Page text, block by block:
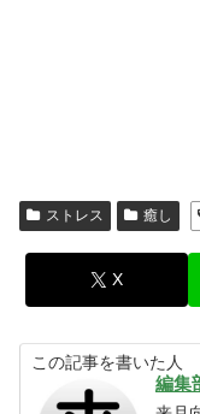
ストレス 癒し
X
この記事を書いた人
編集